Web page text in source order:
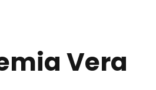
Vera